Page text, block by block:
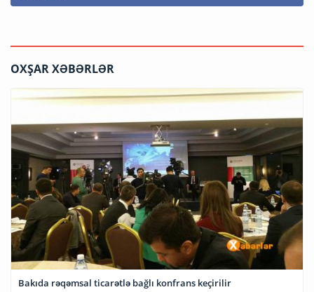
OXŞAR XƏBƏRLƏR
Bakıda rəqəmsal ticarətlə bağlı konfrans keçirilir